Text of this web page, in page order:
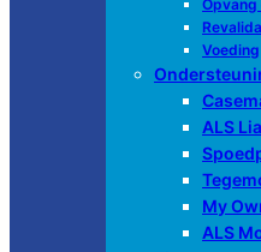
Opvang
Voeding
ALS
My
ALS